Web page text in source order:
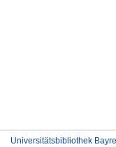
Universitätsbibliothek